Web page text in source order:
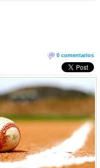
0 comentarios